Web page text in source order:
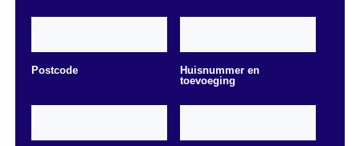
Postcode
Huisnummer en
toevoeging